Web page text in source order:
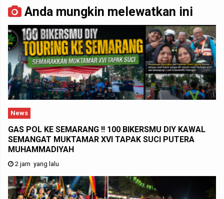
Anda mungkin melewatkan ini
News
GAS POL KE SEMARANG !! 100 BIKERSMU DIY KAWAL
SEMANGAT MUKTAMAR XVI TAPAK SUCI PUTERA
MUHAMMADIYAH
2 jam yang lalu